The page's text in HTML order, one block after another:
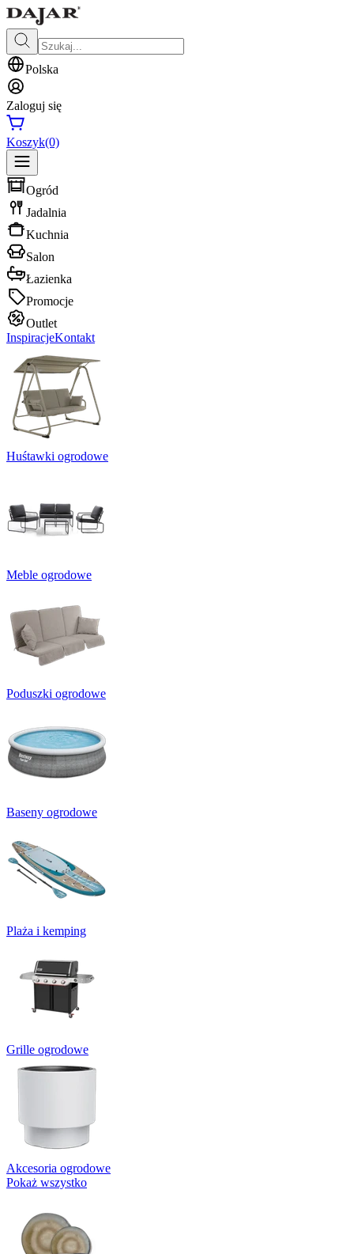
Polska
Zaloguj się
Koszyk(0)
Ogród
Jadalnia
Kuchnia
Salon
Łazienka
Promocje
Outlet
InspiracjeKontakt
Huśtawki ogrodowe
Meble ogrodowe
Poduszki ogrodowe
Baseny ogrodowe
Plaża i kemping
Grille ogrodowe
Akcesoria ogrodowe
Pokaż wszystko